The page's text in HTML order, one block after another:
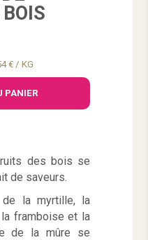
€ / KG
PANIER
des bois se
de saveurs.
la myrtille, la
framboise et la
de la mûre se